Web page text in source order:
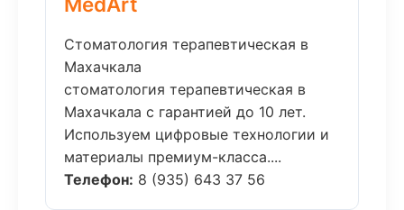
Стоматология терапевтическая в
Махачкала
стоматология терапевтическая в
Махачкала с гарантией до 10 лет.
Используем цифровые технологии и
материалы премиум-класса....
Телефон: 8 (935) 643 37 56